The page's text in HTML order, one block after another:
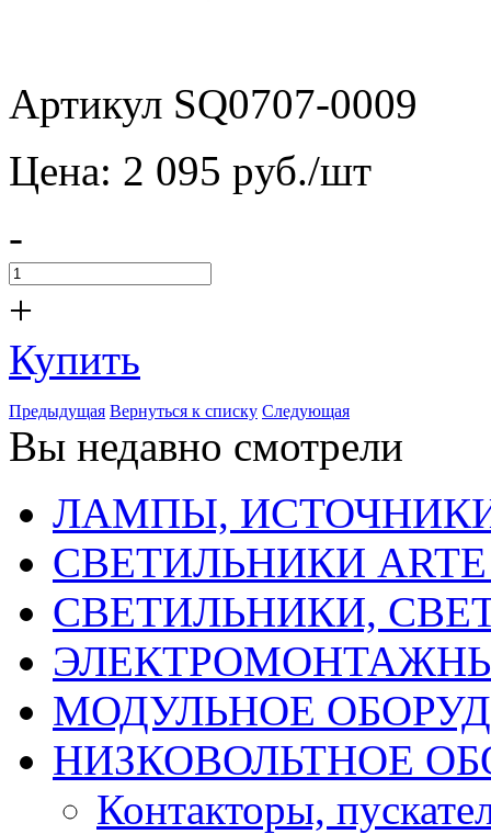
Артикул SQ0707-0009
Цена: 2 095 pуб./шт
-
+
Купить
Предыдущая Вернуться к списку Следующая
Вы недавно смотрели
ЛАМПЫ,
СВЕТИЛЬНИКИ ARTE
СВЕТИЛЬНИКИ,
МОДУЛЬНОЕ
НИЗКОВОЛЬТНОЕ
Контакторы,